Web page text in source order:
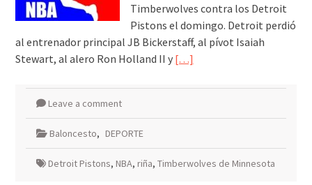
Timberwolves contra los Detroit
Pistons el domingo. Detroit perdió
al entrenador principal JB Bickerstaff, al pívot Isaiah
Stewart, al alero Ron Holland II y […]
Leave a comment
Baloncesto, DEPORTE
Detroit Pistons, NBA, riña, Timberwolves de Minnesota